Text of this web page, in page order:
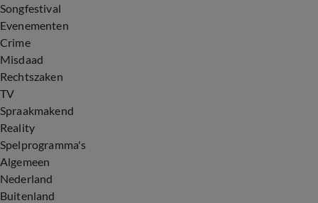
Songfestival
Evenementen
Crime
Misdaad
Rechtszaken
TV
Spraakmakend
Reality
Spelprogramma's
Algemeen
Nederland
Buitenland